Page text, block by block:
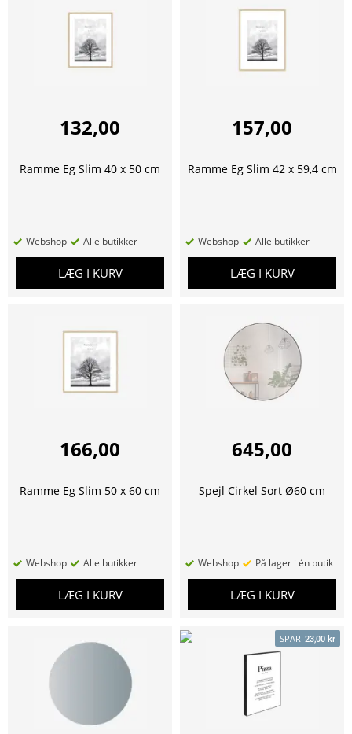
132,00
Ramme Eg Slim 40 x 50 cm
Webshop Alle butikker
LÆG I KURV
157,00
Ramme Eg Slim 42 x 59,4 cm
Webshop Alle butikker
LÆG I KURV
166,00
Ramme Eg Slim 50 x 60 cm
Webshop Alle butikker
LÆG I KURV
645,00
Spejl Cirkel Sort Ø60 cm
Webshop På lager i én butik
LÆG I KURV
SPAR 23,00 kr